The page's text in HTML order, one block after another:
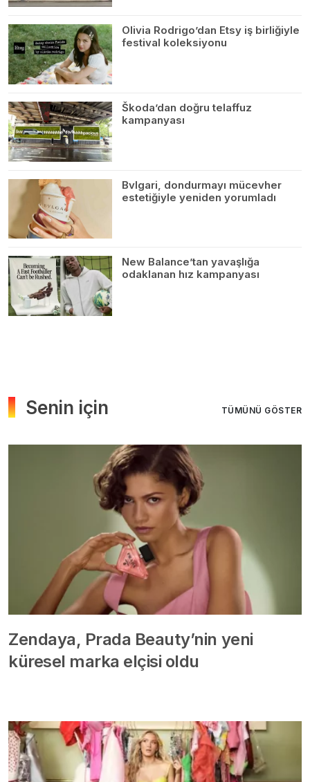
Olivia Rodrigo’dan Etsy iş birliğiyle
festival koleksiyonu
Škoda’dan doğru telaffuz
kampanyası
Bvlgari, dondurmayı mücevher
estetiğiyle yeniden yorumladı
New Balance’tan yavaşlığa
odaklanan hız kampanyası
Senin için TÜMÜNÜ GÖSTER
Zendaya, Prada Beauty’nin yeni
küresel marka elçisi oldu